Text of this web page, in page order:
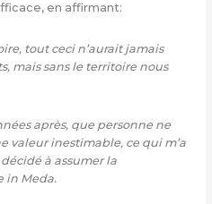
en affirmant:
tout ceci n’aurait jamais
mais sans le territoire nous
après, que personne ne
valeur inestimable, ce qui m’a
à assumer la
in Meda.